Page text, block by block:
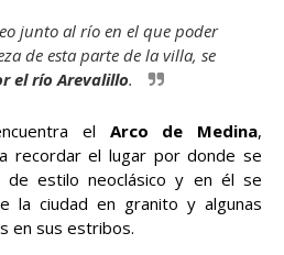
junto al río en el que poder
de esta parte de la villa, se
el río Arevalillo.
el Arco de Medina,
recordar el lugar por donde se
de estilo neoclásico y en él se
la ciudad en granito y algunas
en sus estribos.